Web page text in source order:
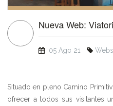
Nueva Web:
05 Ago 21 Webs
Situado en pleno Camino
ofrecer a todos sus visitantes